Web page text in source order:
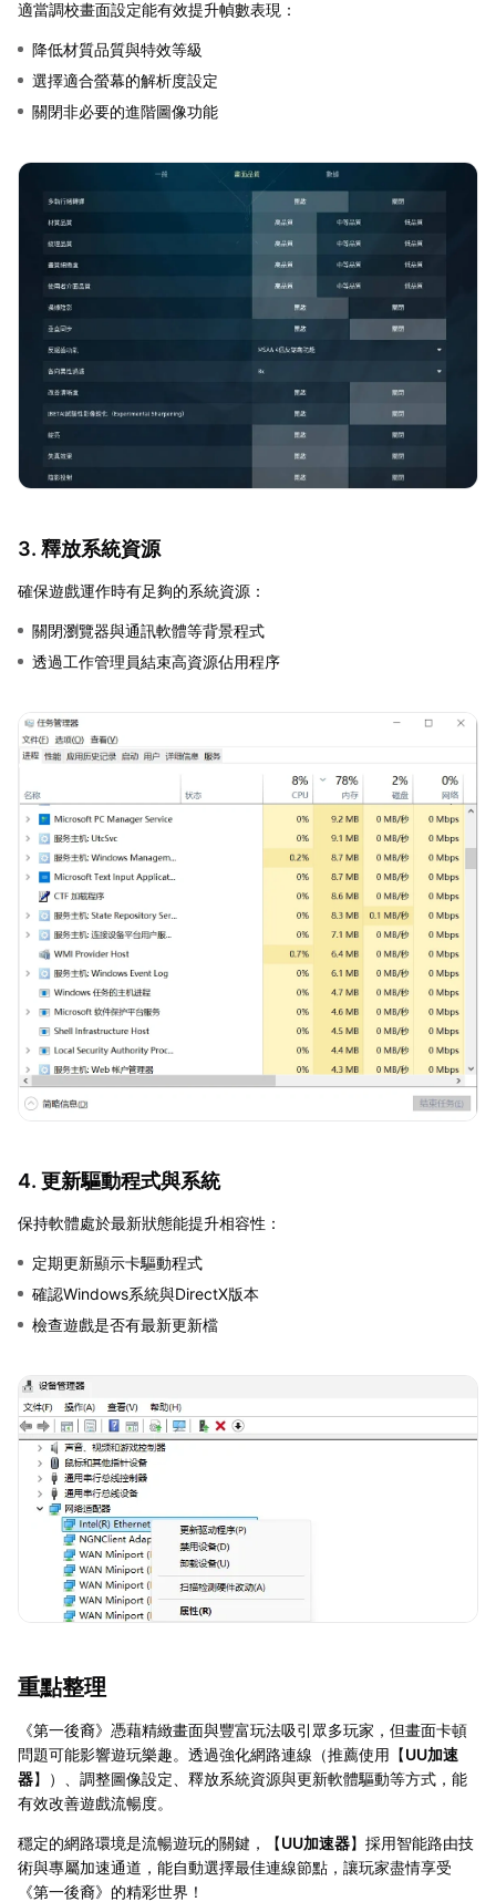
適當調校畫面設定能有效提升幀數表現：
降低材質品質與特效等級
選擇適合螢幕的解析度設定
關閉非必要的進階圖像功能
3. 釋放系統資源
確保遊戲運作時有足夠的系統資源：
關閉瀏覽器與通訊軟體等背景程式
透過工作管理員結束高資源佔用程序
4. 更新驅動程式與系統
保持軟體處於最新狀態能提升相容性：
定期更新顯示卡驅動程式
確認Windows系統與DirectX版本
檢查遊戲是否有最新更新檔
重點整理
《第一後裔》憑藉精緻畫面與豐富玩法吸引眾多玩家，但畫面卡頓
問題可能影響遊玩樂趣。透過強化網路連線（推薦使用【UU加速
器】）、調整圖像設定、釋放系統資源與更新軟體驅動等方式，能
有效改善遊戲流暢度。
穩定的網路環境是流暢遊玩的關鍵，【UU加速器】採用智能路由技
術與專屬加速通道，能自動選擇最佳連線節點，讓玩家盡情享受
《第一後裔》的精彩世界！